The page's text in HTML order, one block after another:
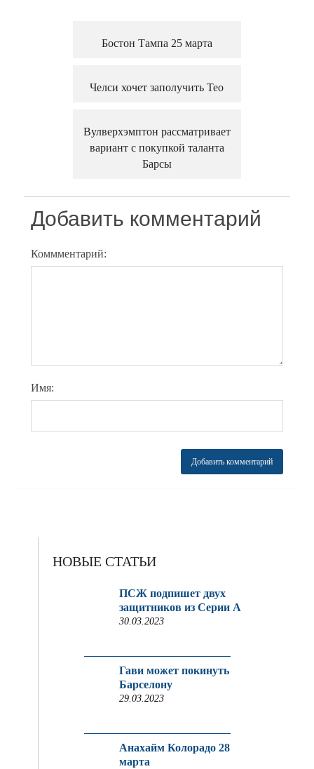
Бостон Тампа 25 марта
Челси хочет заполучить Тео
Вулверхэмптон рассматривает
вариант с покупкой таланта
Барсы
Добавить комментарий
Коммментарий:
Имя:
НОВЫЕ СТАТЬИ
ПСЖ подпишет двух
защитников из Серии A
30.03.2023
Гави может покинуть
Барселону
29.03.2023
Анахайм Колорадо 28
марта